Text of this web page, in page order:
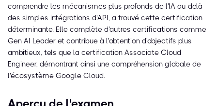
comprendre les mécanismes plus profonds de l'IA au-delà
des simples intégrations d'API, a trouvé cette certification
déterminante. Elle complète d'autres certifications comme
Gen AI Leader et contribue à l'obtention d'objectifs plus
ambitieux, tels que la certification Associate Cloud
Engineer, démontrant ainsi une compréhension globale de
l'écosystème Google Cloud.